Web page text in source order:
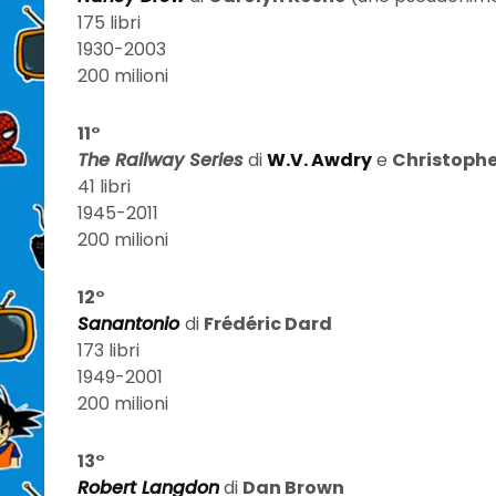
175 libri
1930-2003
200 milioni
11°
The Railway SeriesdiW.V. Awdrye
41 libri
1945-2011
200 milioni
12°
Sanantoniodi Frédéric Dard
173 libri
1949-2001
200 milioni
13°
Robert Langdondi Dan Brown